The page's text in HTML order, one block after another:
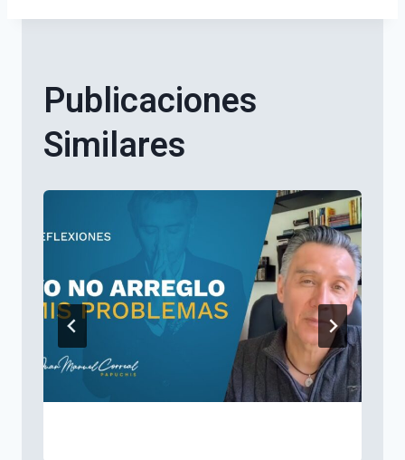
Publicaciones
Similares